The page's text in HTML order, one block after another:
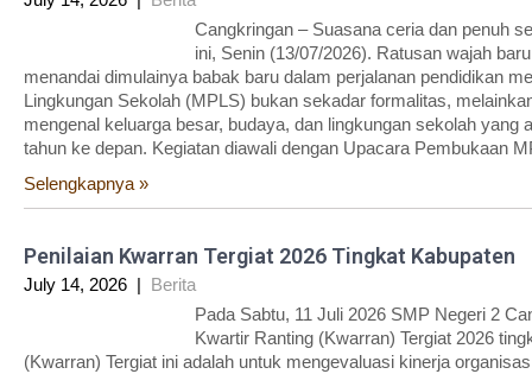
Cangkringan – Suasana ceria dan penuh
ini, Senin (13/07/2026). Ratusan wajah
menandai dimulainya babak baru dalam perjalanan pendidikan
Lingkungan Sekolah (MPLS) bukan sekadar formalitas,
mengenal keluarga besar, budaya, dan lingkungan sekolah
tahun ke depan. Kegiatan diawali dengan Upacara Pembukaan
Selengkapnya »
Penilaian Kwarran Tergiat 2026 Tingkat Kabupaten
July 14, 2026 | Berita
Pada Sabtu, 11 Juli 2026 SMP Negeri 2
Kwartir Ranting (Kwarran) Tergiat 2026
(Kwarran) Tergiat ini adalah untuk mengevaluasi kinerja